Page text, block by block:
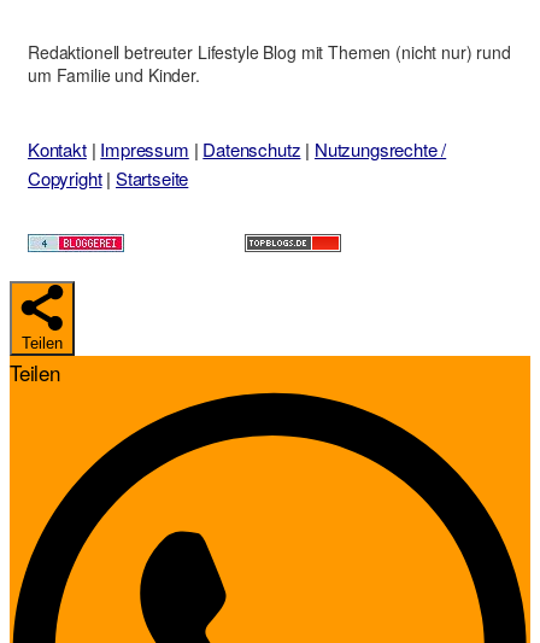
Redaktionell betreuter Lifestyle Blog mit Themen (nicht nur) rund
um Familie und Kinder.
Kontakt| Impressum | Datenschutz | Nutzungsrechte /
Copyright| Startseite
Teilen
Teilen